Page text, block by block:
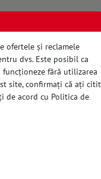
ofertele și reclamele
dvs. Este posibil ca
fără utilizarea
site, confirmați că ați citit
de acord cu Politica de